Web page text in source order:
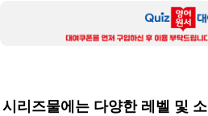
시리즈물에는 다양한 레벨 및